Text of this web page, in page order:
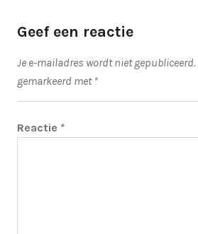
Geef een reactie
Je e-mailadres wordt niet gepubliceerd.
gemarkeerd met *
Reactie *